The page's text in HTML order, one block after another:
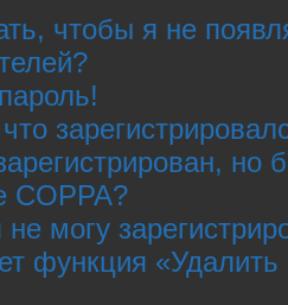
чтобы я не
но
COPPA?
могу
функция